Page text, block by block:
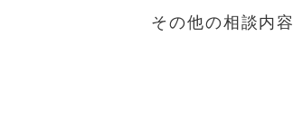
その他の相談内容